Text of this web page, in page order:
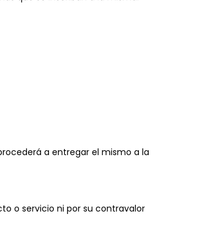
a entregar el mismo a la
o servicio ni por su contravalor